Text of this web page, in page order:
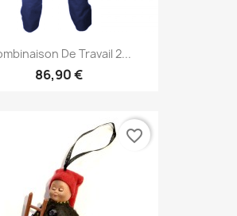
De Travail 2...
86,90 €
favorite_border